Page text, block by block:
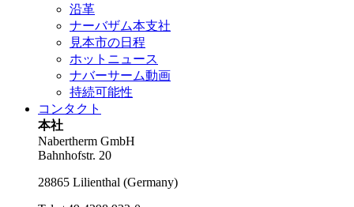
沿革
ナーバザム本支社
見本市の日程
ホットニュース
ナバーサーム動画
持続可能性
コンタクト
本社
Nabertherm GmbH
Bahnhofstr. 20
28865 Lilienthal (Germany)